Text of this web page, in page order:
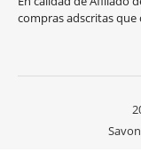
compras adscritas